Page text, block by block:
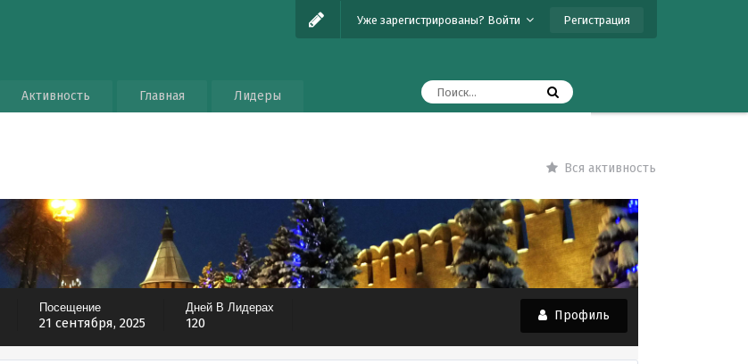
Уже зарегистрированы? Войти Регистрация
Активность Главная Лидеры
Вся активность
Профиль
Посещение
21 сентября, 2025
Дней В Лидерах
120